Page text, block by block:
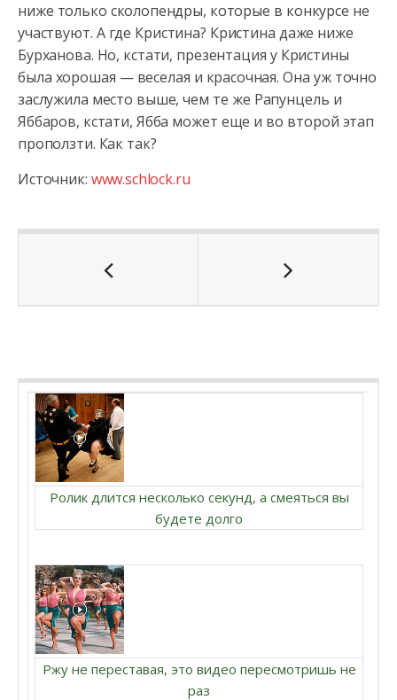
ниже только сколопендры, которые в конкурсе не
участвуют. А где Кристина? Кристина даже ниже
Бурханова. Но, кстати, презентация у Кристины
была хорошая — веселая и красочная. Она уж точно
заслужила место выше, чем те же Рапунцель и
Яббаров, кстати, Ябба может еще и во второй этап
проползти. Как так?
Источник: www.schlock.ru
Ролик длится несколько секунд, а смеяться вы
будете долго
Ржу не переставая, это видео пересмотришь не
раз